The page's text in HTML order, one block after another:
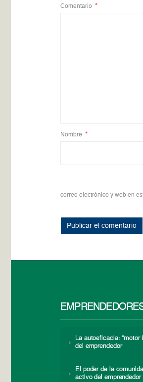
Comentario *
Nombre *
correo electrónico y web en
La autoeficacia: “motor
del emprendedor
El poder de la
activo del emprendedor